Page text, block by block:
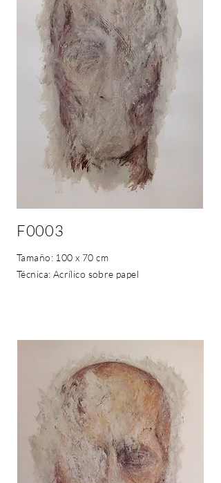
Tamaño: 100 x 70 cm
Técnica: Acrílico sobre papel
F0003